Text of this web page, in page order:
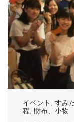
イベント すみ
程
財布、小物